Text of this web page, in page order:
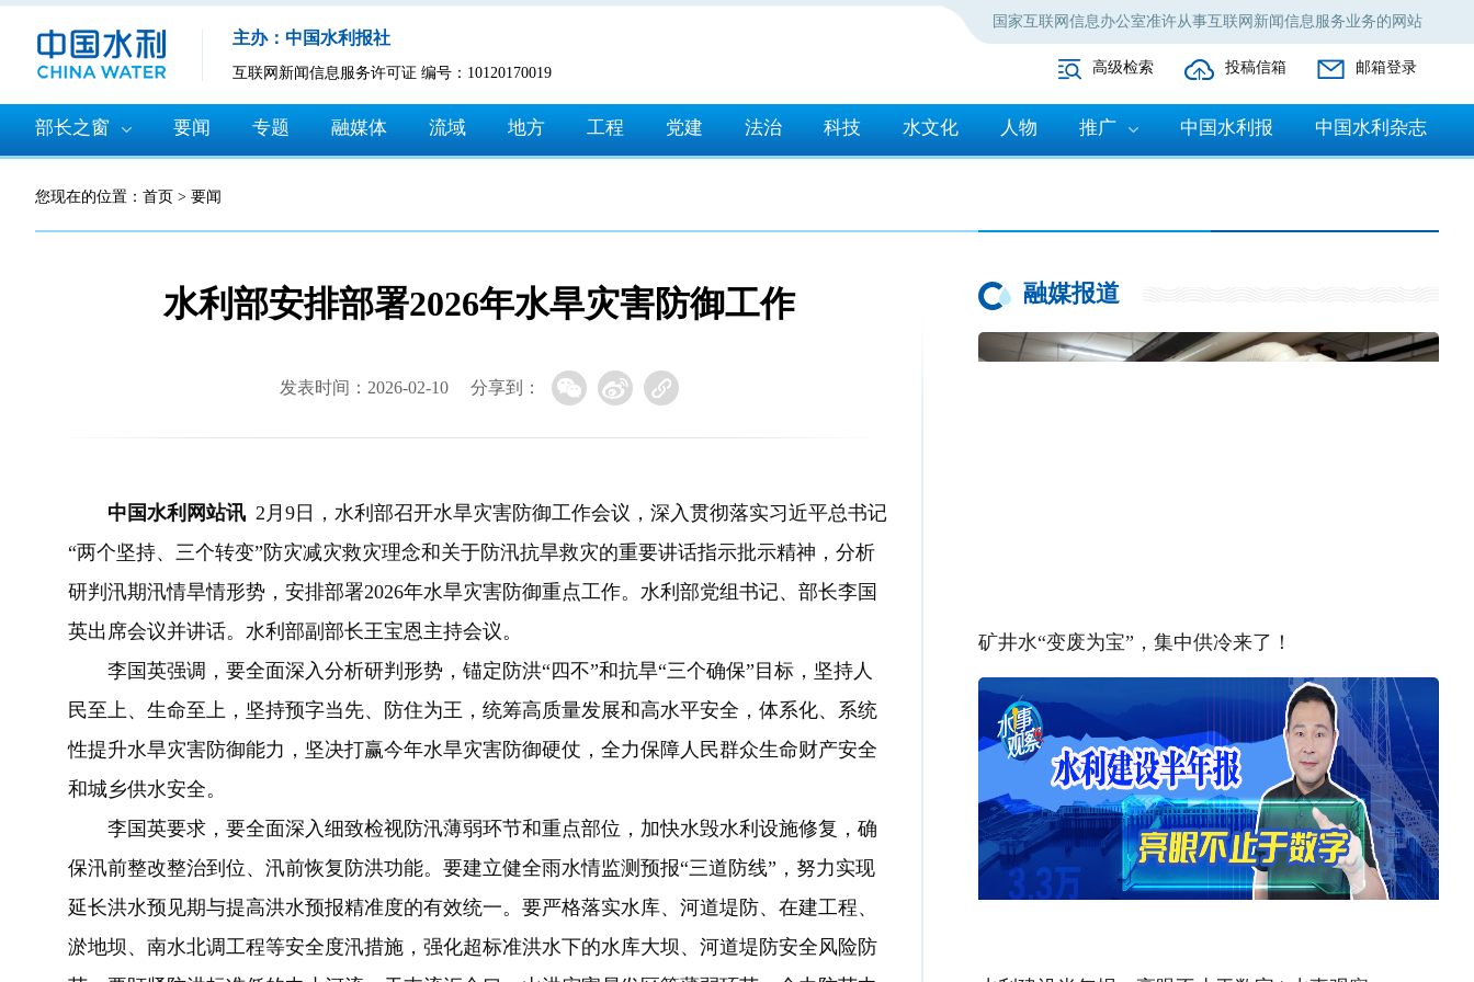
国家互联网信息办公室准许从事互联网新闻信息服务业务的网站
主办：中国水利报社
互联网新闻信息服务许可证 编号：10120170019 高级检索 投稿信箱 邮箱登录
部长之窗 要闻 专题 融媒体 流域 地方 工程 党建 法治 科技 水文化 人物 推广 中国水利报 中国水利杂志
您现在的位置： 首页 > 要闻
水利部安排部署2026年水旱灾害防御工作
发表时间：2026-02-10 分享到：
中国水利网站讯 2月9日，水利部召开水旱灾害防御工作会议，深入贯彻落实习近平总书记
“两个坚持、三个转变”防灾减灾救灾理念和关于防汛抗旱救灾的重要讲话指示批示精神，分析
研判汛期汛情旱情形势，安排部署2026年水旱灾害防御重点工作。水利部党组书记、部长李国
英出席会议并讲话。水利部副部长王宝恩主持会议。
李国英强调，要全面深入分析研判形势，锚定防洪“四不”和抗旱“三个确保”目标，坚持人
民至上、生命至上，坚持预字当先、防住为王，统筹高质量发展和高水平安全，体系化、系统
性提升水旱灾害防御能力，坚决打赢今年水旱灾害防御硬仗，全力保障人民群众生命财产安全
和城乡供水安全。
李国英要求，要全面深入细致检视防汛薄弱环节和重点部位，加快水毁水利设施修复，确
保汛前整改整治到位、汛前恢复防洪功能。要建立健全雨水情监测预报“三道防线”，努力实现
延长洪水预见期与提高洪水预报精准度的有效统一。要严格落实水库、河道堤防、在建工程、
淤地坝、南水北调工程等安全度汛措施，强化超标准洪水下的水库大坝、河道堤防安全风险防
融媒报道
矿井水“变废为宝”，集中供冷来了！